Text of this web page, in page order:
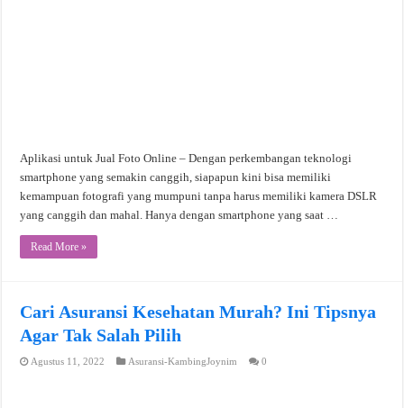
Aplikasi untuk Jual Foto Online – Dengan perkembangan teknologi
smartphone yang semakin canggih, siapapun kini bisa memiliki
kemampuan fotografi yang mumpuni tanpa harus memiliki kamera DSLR
yang canggih dan mahal. Hanya dengan smartphone yang saat …
Read More »
Cari Asuransi Kesehatan Murah? Ini Tipsnya
Agar Tak Salah Pilih
Agustus 11, 2022 Asuransi-KambingJoynim 0